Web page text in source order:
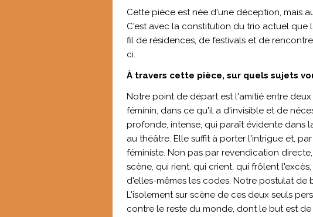
Cette pièce est née d'une déception, mais
C'est avec la constitution du trio actuel que
fil de résidences, de festivals et de
ci.
À travers cette pièce, sur quels sujets
Notre point de départ est l'amitié entre
féminin, dans ce qu'il a d'invisible et de
profonde, intense, qui paraît évidente dans
au théâtre. Elle suffit à porter l'intrigue et,
féministe. Non pas par revendication
scène, qui rient, qui crient, qui frôlent
d'elles-mêmes les codes. Notre postulat de
L'isolement sur scène de ces deux seuls
contre le reste du monde, dont le but est